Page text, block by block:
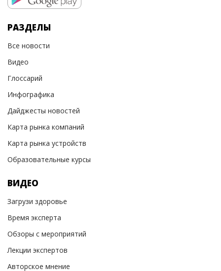
РАЗДЕЛЫ
Все новости
Видео
Глоссарий
Инфографика
Дайджесты новостей
Карта рынка компаний
Карта рынка устройств
Образовательные курсы
ВИДЕО
Загрузи здоровье
Время эксперта
Обзоры с мероприятий
Лекции экспертов
Авторское мнение